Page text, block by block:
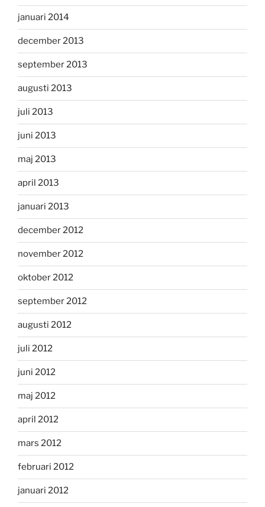
januari 2014
december 2013
september 2013
augusti 2013
juli 2013
juni 2013
maj 2013
april 2013
januari 2013
december 2012
november 2012
oktober 2012
september 2012
augusti 2012
juli 2012
juni 2012
maj 2012
april 2012
mars 2012
februari 2012
januari 2012